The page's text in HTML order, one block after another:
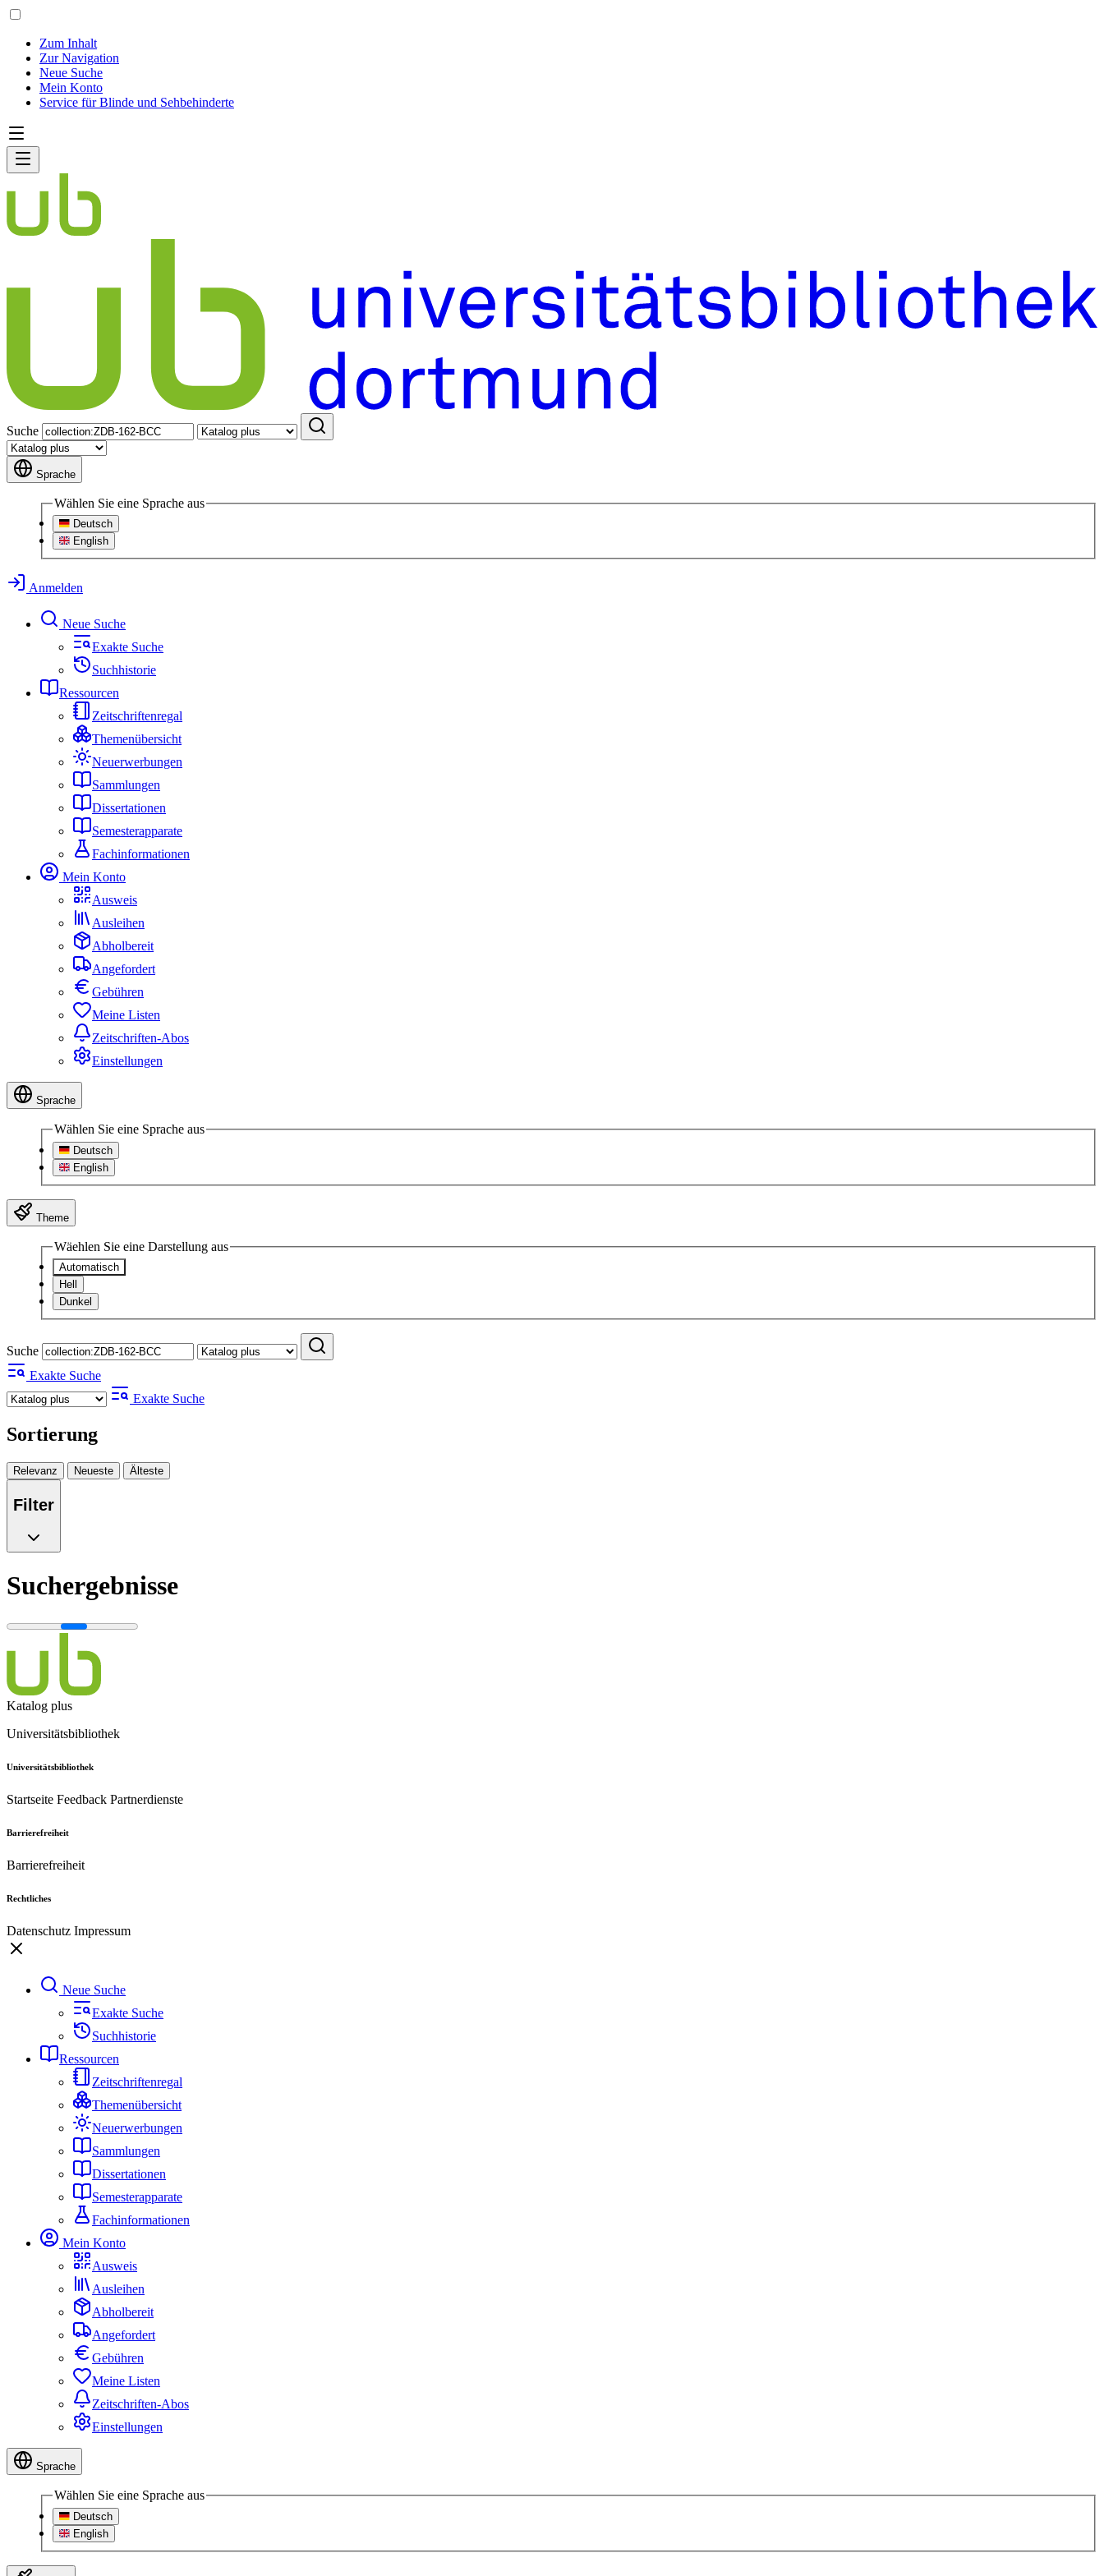
Zum Inhalt
Zur Navigation
Neue Suche
Mein Konto
Service für Blinde und Sehbehinderte
Suche
Sprache
Wählen Sie eine Sprache aus
Deutsch
English
Anmelden
Neue Suche
Exakte Suche
Suchhistorie
Ressourcen
Zeitschriftenregal
Themenübersicht
Neuerwerbungen
Sammlungen
Dissertationen
Semesterapparate
Fachinformationen
Mein Konto
Ausweis
Ausleihen
Abholbereit
Angefordert
Gebühren
Meine Listen
Zeitschriften-Abos
Einstellungen
Sprache
Wählen Sie eine Sprache aus
Deutsch
English
Theme
Wäehlen Sie eine Darstellung aus
Automatisch
Hell
Dunkel
Suche
Exakte Suche
Exakte Suche
Sortierung
Relevanz Neueste Älteste
Filter
Suchergebnisse
Katalog plus
Universitätsbibliothek
Universitätsbibliothek
Startseite Feedback Partnerdienste
Barrierefreiheit
Barrierefreiheit
Rechtliches
Datenschutz Impressum
Neue Suche
Exakte Suche
Suchhistorie
Ressourcen
Zeitschriftenregal
Themenübersicht
Neuerwerbungen
Sammlungen
Dissertationen
Semesterapparate
Fachinformationen
Mein Konto
Ausweis
Ausleihen
Abholbereit
Angefordert
Gebühren
Meine Listen
Zeitschriften-Abos
Einstellungen
Sprache
Wählen Sie eine Sprache aus
Deutsch
English